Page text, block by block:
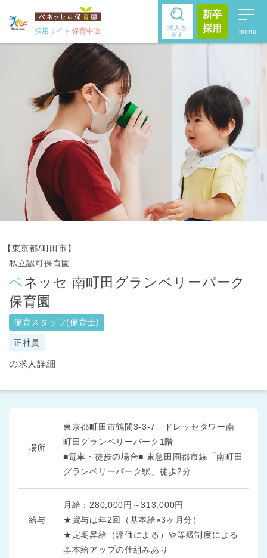
採用サイト 保育中途
求人を
探す
新卒
採用
【東京都/町田市】
私立認可保育園
ベネッセ 南町田グランベリーパーク
保育園
保育スタッフ(保育士)
正社員
の求人詳細
場所
東京都町田市鶴間3-3-7 ドレッセタワー南
町田グランベリーパーク1階
■電車・徒歩の場合■ 東急田園都市線「南町田
グランベリーパーク駅」徒歩2分
給与
月給：280,000円～313,000円
★賞与は年2回（基本給×3ヶ月分）
★定期昇給（評価による）や等級制度による
基本給アップの仕組みあり